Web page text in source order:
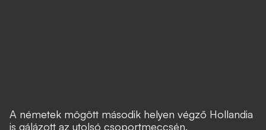
A németek mögött második helyen végző Hollandia
is gálázott az utolsó csoportmeccsén.